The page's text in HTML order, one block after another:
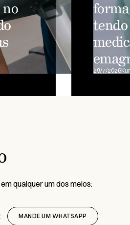
no
tendo
29/7/2026
qualquer um dos meios:
MANDE UM WHATSAPP